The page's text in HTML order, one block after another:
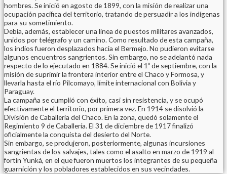
hombres. Se inició en agosto de 1899, con la misión de realizar una
ocupación pacífica del territorio, tratando de persuadir a los indígenas
para su sometimiento.
Debía, además, establecer una línea de puestos militares avanzados,
unidos por telégrafo y un camino. Como resultado de esta campaña,
los indios fueron desplazados hacia el Bermejo. No pudieron evitarse
algunos encuentros sangrientos. Sin embargo, no se adelantó nada
respecto de lo ejecutado en 1884. Se inició el 1º de septiembre, con la
misión de suprimir la frontera interior entre el Chaco y Formosa, y
llevarla hasta el río Pilcomayo, límite internacional con Bolivia y
Paraguay.
La campaña se cumplió con éxito, casi sin resistencia, y se ocupó
efectivamente el territorio, por primera vez. En 1914 se disolvió la
División de Caballería del Chaco. En la zona, quedó solamente el
Regimiento 9 de Caballería. El 31 de diciembre de 1917 finalizó
oficialmente la conquista del desierto del Norte.
Sin embargo, se produjeron, posteriormente, algunas incursiones
sangrientas de los salvajes, tales como el asalto en marzo de 1919 al
fortín Yunká, en el que fueron muertos los integrantes de su pequeña
guarnición y los pobladores establecidos en sus vecindades.